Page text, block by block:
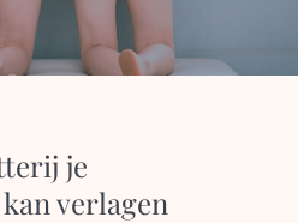
je
verlagen